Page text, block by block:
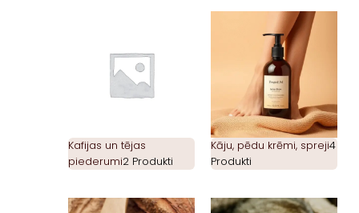
Kafijas un tējas
piederumi2 Produkti
Kāju, pēdu krēmi, spreji4
Produkti